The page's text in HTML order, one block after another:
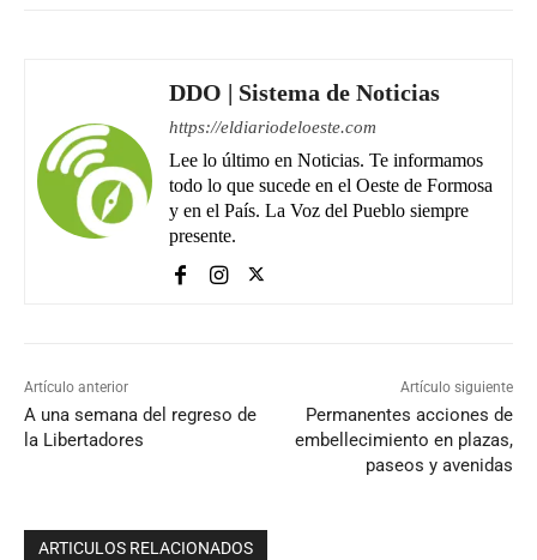
DDO | Sistema de Noticias
https://eldiariodeloeste.com
Lee lo último en Noticias. Te informamos
todo lo que sucede en el Oeste de Formosa
y en el País. La Voz del Pueblo siempre
presente.
Artículo anterior
A una semana del regreso de
la Libertadores
Artículo siguiente
Permanentes acciones de
embellecimiento en plazas,
paseos y avenidas
ARTICULOS RELACIONADOS